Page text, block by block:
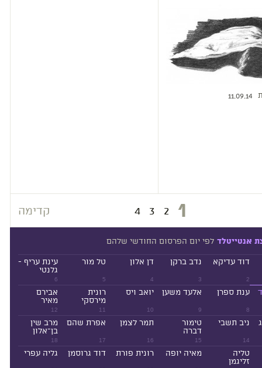
11.09.14
1
2
3
4 קדימה
אנטייטלד לפי יום הפרסום החודשי שלהם
2
דוד עדיקא
3
נדב ברקן
4
דן אלון
5
טל מור
6
עינת עריף -
גלנטי
8
ענת ספרן
9
אלעד משען
10
יואב ויס
11
רונית
מירסקי
12
אבירם
מאיר
14
ניב תשבי
15
טימור
דברה
16
תמר לצמן
17
אפרת שהם
18
מרב שין
בן־אלון
טליה
זליגמן
מאיה יופה רונית פורת דוד גרוסמן גליה עפרי